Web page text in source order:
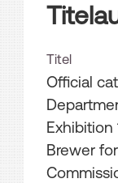
Titel
Official
Exhibition
Brewer